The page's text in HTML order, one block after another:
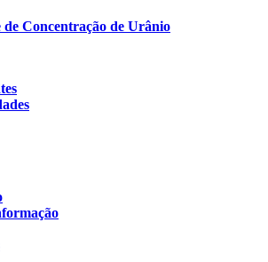
Concentração de Urânio